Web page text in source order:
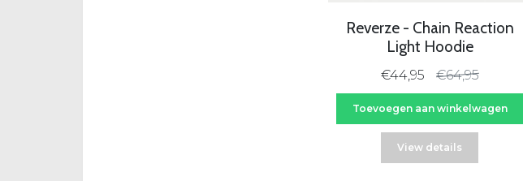
Reverze - Chain Reaction
Light Hoodie
€44,95 €64,95
Toevoegen aan winkelwagen
View details